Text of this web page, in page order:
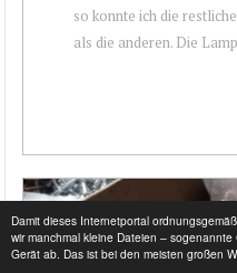
Damit dieses Internetportal
wir manchmal kleine Dateien –
Gerät ab. Das ist bei den meisten großen
so konnte ich die
als die anderen. Die